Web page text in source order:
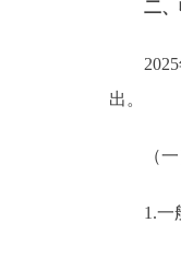
二
2025年
出。
（一）
1.一般